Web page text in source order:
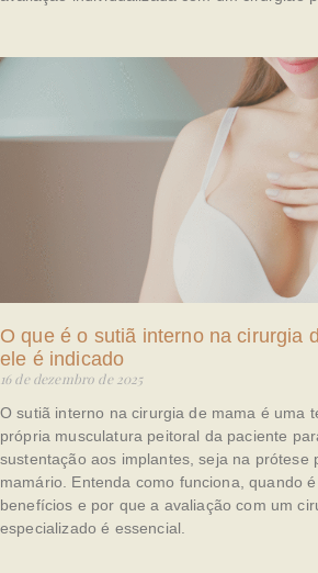
O que é o sutiã interno na cirurgia
ele é indicado
16 de dezembro de 2025
O sutiã interno na cirurgia de mama é uma
própria musculatura peitoral da paciente
sustentação aos implantes, seja na prótese
mamário. Entenda como funciona, quando
benefícios e por que a avaliação com um
especializado é essencial.